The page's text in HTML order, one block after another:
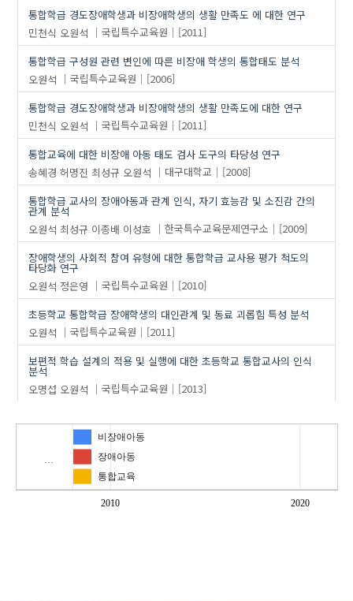
통합학급 경도장애학생과 비장애학생의 생활 만족도 에 대한 연구
민천식 오원석 국립특수교육원
[2011]
통합학급 구성원 관련 변인에 따른 비장애 학생의 통합태도 분석
오원석
국립특수교육원
[2006]
통합학급 경도장애학생과 비장애학생의 생활 만족도에 대한 연구
민천식 오원석 국립특수교육원
[2011]
통합교육에 대한 비장애 아동 태도 검사 도구의 타당성 연구
송혜경 허명진 최성규 오원석 대구대학교
[2008]
통합학급 교사의 장애아동과 관계 인식, 자기 효능감 및 소진감 간의
관계 분석
오원석 최성규 이종배 이성호 한국특수교육문제연구소
[2009]
장애학생의 사회적 참여 유형에 대한 통합학급 교사용 평가 척도의
타당화 연구
오원석 정은영 국립특수교육원
[2010]
초등학교 통합학급 장애학생의 대인관계 및 동료 괴롭힘 특성 분석
오원석
국립특수교육원
[2011]
보편적 학습 설계의 적용 및 실행에 대한 초등학교 통합교사의 인식
분석
오명섭 오원석 국립특수교육원 [2013]
…
2010 2020
비장애아동
장애아동
통합교육